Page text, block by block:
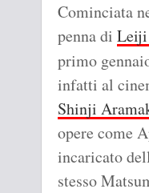
Cominciata
penna di Leiji
primo
infatti al
Shinji
opere come
incaricato
stesso